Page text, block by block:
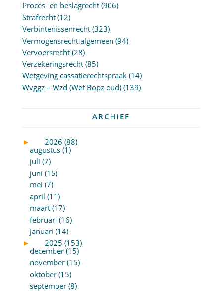
Proces- en beslagrecht(906)
Strafrecht(12)
Verbintenissenrecht(323)
Vermogensrecht algemeen (94)
Vervoersrecht(28)
Verzekeringsrecht(85)
Wetgeving cassatierechtspraak(14)
Wvggz – Wzd (Wet Bopz oud)(139)
ARCHIEF
►
2026 (88)
augustus (1)
juli (7)
juni (15)
mei (7)
april (11)
maart (17)
februari (16)
januari (14)
►
2025 (153)
december (15)
november (15)
oktober (15)
september (8)